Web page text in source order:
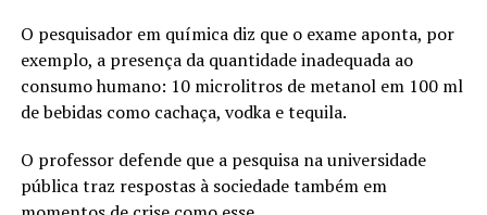
O pesquisador em química diz que o exame aponta, por
exemplo, a presença da quantidade inadequada ao
consumo humano: 10 microlitros de metanol em 100 ml
de bebidas como cachaça, vodka e tequila.
O professor defende que a pesquisa na universidade
pública traz respostas à sociedade também em